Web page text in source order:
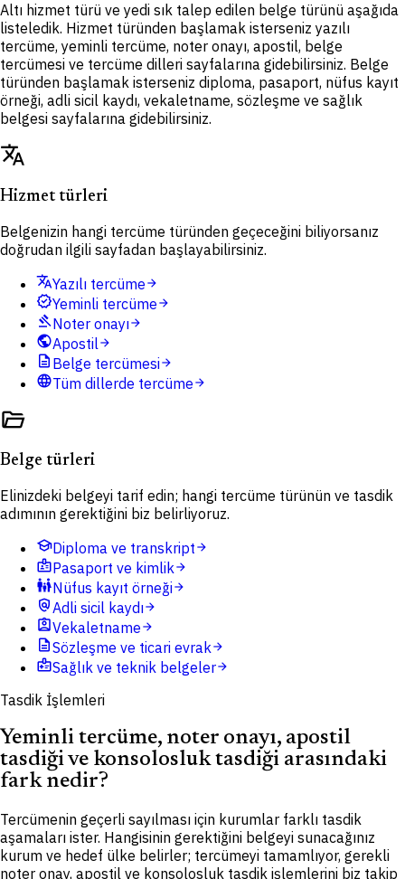
Altı hizmet türü ve yedi sık talep edilen belge türünü aşağıda
listeledik. Hizmet türünden başlamak isterseniz yazılı
tercüme, yeminli tercüme, noter onayı, apostil, belge
tercümesi ve tercüme dilleri sayfalarına gidebilirsiniz. Belge
türünden başlamak isterseniz diploma, pasaport, nüfus kayıt
örneği, adli sicil kaydı, vekaletname, sözleşme ve sağlık
belgesi sayfalarına gidebilirsiniz.
translate
Hizmet türleri
Belgenizin hangi tercüme türünden geçeceğini biliyorsanız
doğrudan ilgili sayfadan başlayabilirsiniz.
translateYazılı tercümearrow_forward
verifiedYeminli tercümearrow_forward
gavelNoter onayıarrow_forward
publicApostilarrow_forward
description Belge tercümesiarrow_forward
languageTüm dillerde tercümearrow_forward
folder_open
Belge türleri
Elinizdeki belgeyi tarif edin; hangi tercüme türünün ve tasdik
adımının gerektiğini biz belirliyoruz.
schoolDiploma ve transkriptarrow_forward
badgePasaport ve kimlikarrow_forward
family_restroomNüfus kayıt örneğiarrow_forward
policyAdli sicil kaydıarrow_forward
assignment_indVekaletnamearrow_forward
descriptionSözleşme ve ticari evrakarrow_forward
medical_informationSağlık ve teknik belgelerarrow_forward
Tasdik İşlemleri
Yeminli tercüme, noter onayı, apostil
tasdiği ve konsolosluk tasdiği arasındaki
fark nedir?
Tercümenin geçerli sayılması için kurumlar farklı tasdik
aşamaları ister. Hangisinin gerektiğini belgeyi sunacağınız
kurum ve hedef ülke belirler; tercümeyi tamamlıyor, gerekli
noter onay, apostil ve konsolosluk tasdik işlemlerini biz takip